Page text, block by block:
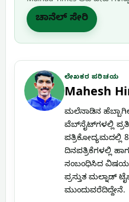
ಚಾನೆಲ್ ಸೇರಿ
ಲೇಖಕರ ಪರಿಚಯ
Mahesh
ಮಲೆನಾಡಿನ
ವೆಬ್‌ಸೈಟ್‌ಗಳಲ್ಲಿ
ಪತ್ರಿಕೋದ್ಯಮದಲ್ಲಿ
ದಿನಪತ್ರಿಕೆಗಳಲ್ಲಿ
ಸಂಬಂಧಿಸಿದ
ಪ್ರಸ್ತುತ ಮಲ್ನಾಡ್
ಮುಂದುವರೆದಿದ್ದೇನೆ.